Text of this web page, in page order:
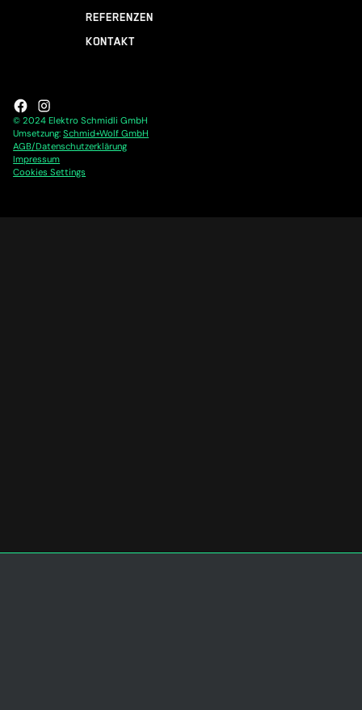
REFERENZEN
KONTAKT
© 2024 Elektro Schmidli GmbH
Umsetzung:Schmid+Wolf GmbH
AGB/Datenschutzerklärung
Impressum
Cookies Settings